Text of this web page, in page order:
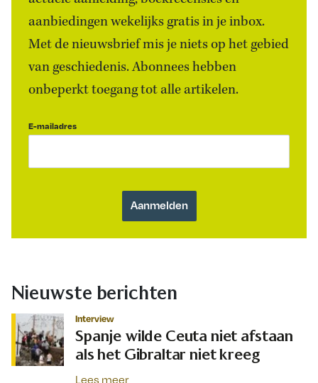
aanbiedingen wekelijks gratis in je inbox.
Met de nieuwsbrief mis je niets op het gebied
van geschiedenis. Abonnees hebben
onbeperkt toegang tot alle artikelen.
E-mailadres
Nieuwste berichten
Interview
Spanje wilde Ceuta niet afstaan
als het Gibraltar niet kreeg
Lees meer